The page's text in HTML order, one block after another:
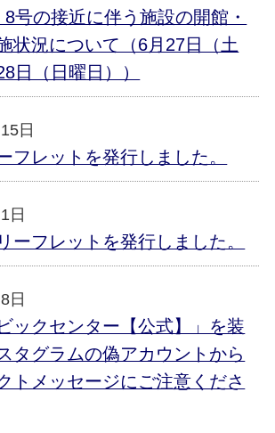
号の接近に伴う施設の開館・
状況について（6月27日（土
日（日曜日））
日
フレットを発行しました。
日
ーフレットを発行しました。
日
ックセンター【公式】」を装
タグラムの偽アカウントから
トメッセージにご注意くださ